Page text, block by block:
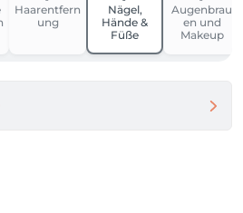
und ein spürbar gutes
Haarentfern
ung
Nägel,
Hände &
Füße
Augenbrau
en und
Makeup